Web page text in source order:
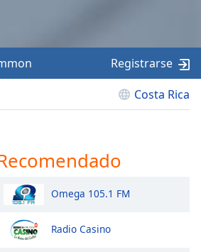
Costa Rica
Registrarse
Omega 105.1 FM
Radio Casino